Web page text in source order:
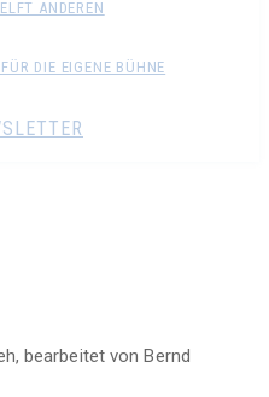
ANDEREN
DIE EIGENE BÜHNE
bearbeitet von Bernd